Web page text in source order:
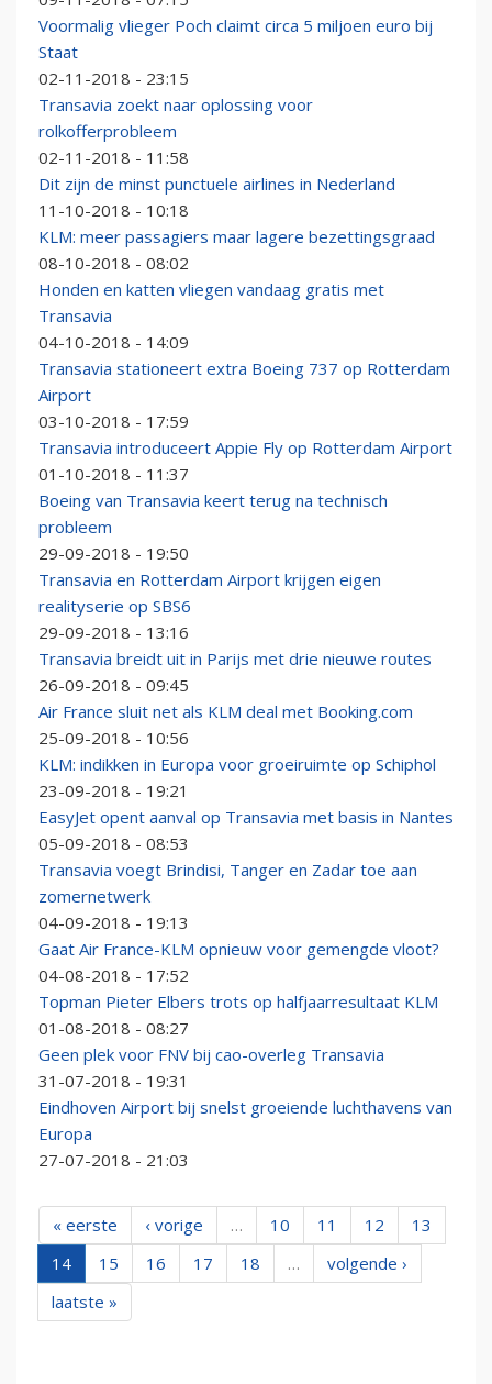
Voormalig vlieger Poch claimt circa 5 miljoen euro bij
Staat
02-11-2018 - 23:15
Transavia zoekt naar oplossing voor
rolkofferprobleem
02-11-2018 - 11:58
Dit zijn de minst punctuele airlines in Nederland
11-10-2018 - 10:18
KLM: meer passagiers maar lagere bezettingsgraad
08-10-2018 - 08:02
Honden en katten vliegen vandaag gratis met
Transavia
04-10-2018 - 14:09
Transavia stationeert extra Boeing 737 op Rotterdam
Airport
03-10-2018 - 17:59
Transavia introduceert Appie Fly op Rotterdam Airport
01-10-2018 - 11:37
Boeing van Transavia keert terug na technisch
probleem
29-09-2018 - 19:50
Transavia en Rotterdam Airport krijgen eigen
realityserie op SBS6
29-09-2018 - 13:16
Transavia breidt uit in Parijs met drie nieuwe routes
26-09-2018 - 09:45
Air France sluit net als KLM deal met Booking.com
25-09-2018 - 10:56
KLM: indikken in Europa voor groeiruimte op Schiphol
23-09-2018 - 19:21
EasyJet opent aanval op Transavia met basis in Nantes
05-09-2018 - 08:53
Transavia voegt Brindisi, Tanger en Zadar toe aan
zomernetwerk
04-09-2018 - 19:13
Gaat Air France-KLM opnieuw voor gemengde vloot?
04-08-2018 - 17:52
Topman Pieter Elbers trots op halfjaarresultaat KLM
01-08-2018 - 08:27
Geen plek voor FNV bij cao-overleg Transavia
31-07-2018 - 19:31
Eindhoven Airport bij snelst groeiende luchthavens van
Europa
27-07-2018 - 21:03
« eerste ‹ vorige … 10 11 12
13
14
15 16 17 18 …
volgende ›
laatste »